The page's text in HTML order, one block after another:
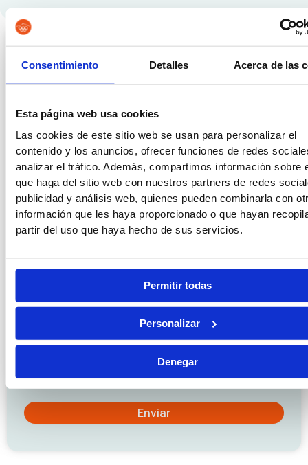
Consentimiento Detalles Acerca de las
Esta página web usa cookies
Las cookies de este sitio web se usan para personalizar el
contenido y los anuncios, ofrecer funciones de redes
analizar el tráfico. Además, compartimos información sobre
que haga del sitio web con nuestros partners de redes
publicidad y análisis web, quienes pueden combinarla con
información que les haya proporcionado o que hayan
partir del uso que haya hecho de sus servicios.
Permitir todas
Personalizar
Denegar
SOLICITA INFORMACIÓN SIN
COMPROMISO
He leído y acepto lapolítica de privacidad